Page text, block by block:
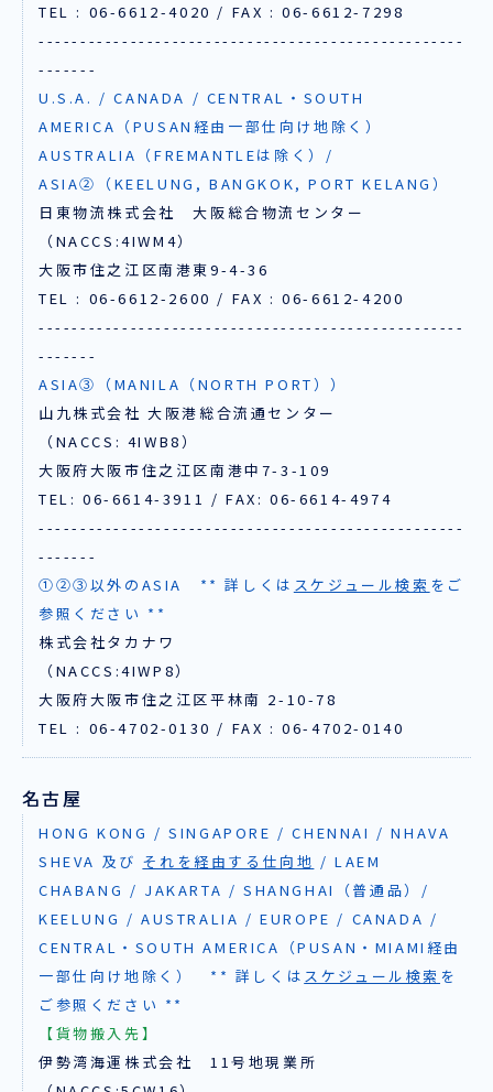
TEL : 06-6612-4020 / FAX : 06-6612-7298
---------------------------------------------------
-------
U.S.A. / CANADA / CENTRAL・SOUTH
AMERICA（PUSAN経由一部仕向け地除く）
AUSTRALIA（FREMANTLEは除く）/
ASIA②（KEELUNG, BANGKOK, PORT KELANG）
日東物流株式会社 大阪総合物流センター
（NACCS:4IWM4）
大阪市住之江区南港東9-4-36
TEL : 06-6612-2600 / FAX : 06-6612-4200
---------------------------------------------------
-------
ASIA③（MANILA（NORTH PORT））
山九株式会社 大阪港総合流通センター
（NACCS: 4IWB8）
大阪府大阪市住之江区南港中7-3-109
TEL: 06-6614-3911 / FAX: 06-6614-4974
---------------------------------------------------
-------
①②③以外のASIA ** 詳しくは スケジュール検索 をご
参照ください **
株式会社タカナワ
（NACCS:4IWP8）
⼤阪府⼤阪市住之江区平林南 2-10-78
TEL : 06-4702-0130 / FAX : 06-4702-0140
名古屋
HONG KONG / SINGAPORE / CHENNAI / NHAVA
SHEVA 及び それを経由する仕向地 / LAEM
CHABANG / JAKARTA / SHANGHAI（普通品）/
KEELUNG / AUSTRALIA / EUROPE / CANADA /
CENTRAL・SOUTH AMERICA（PUSAN・MIAMI経由
一部仕向け地除く） ** 詳しくは スケジュール検索 を
ご参照ください **
【貨物搬入先】
伊勢湾海運株式会社 11号地現業所